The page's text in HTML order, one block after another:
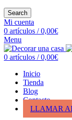
Search
Mi cuenta
0 artículos / 0,00€
Menu
0 artículos / 0,00€
Inicio
Tienda
Blog
Contacto
LLAMAR